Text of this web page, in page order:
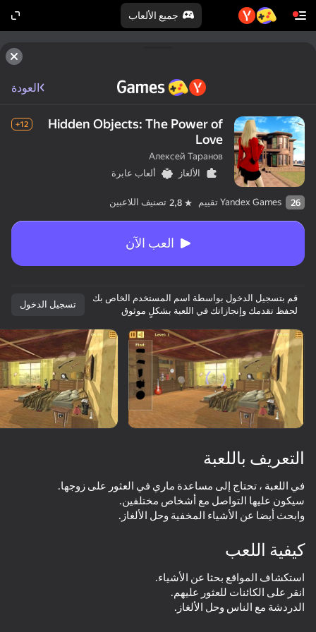
جميع الألعاب
تدوير الجهاز
هذه اللعبة تدعم اتجاه المناظر الطبيعية
فقط
العب
65
57
العودة
Hidden Objects: The Power of
Love
12+
Алексей Таранов
الألغاز
ألعاب عابرة
26 Yandex Games تقييم 2,8 تصنيف اللاعبين
العب الآن
قم بتسجيل الدخول بواسطة اسم المستخدم الخاص بك
لحفظ تقدمك وإنجازاتك في اللعبة بشكلٍ موثوق
تسجيل الدخول
التعريف باللعبة
وابحث أيضا عن الأشياء المخفية وحل الألغاز.
كيفية اللعب
الدردشة مع الناس وحل الألغاز.